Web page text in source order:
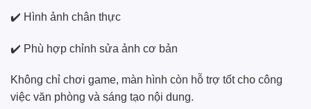
✔️ Hình ảnh chân thực
✔️ Phù hợp chỉnh sửa ảnh cơ bản
Không chỉ chơi game, màn hình còn hỗ trợ tốt cho công
việc văn phòng và sáng tạo nội dung.